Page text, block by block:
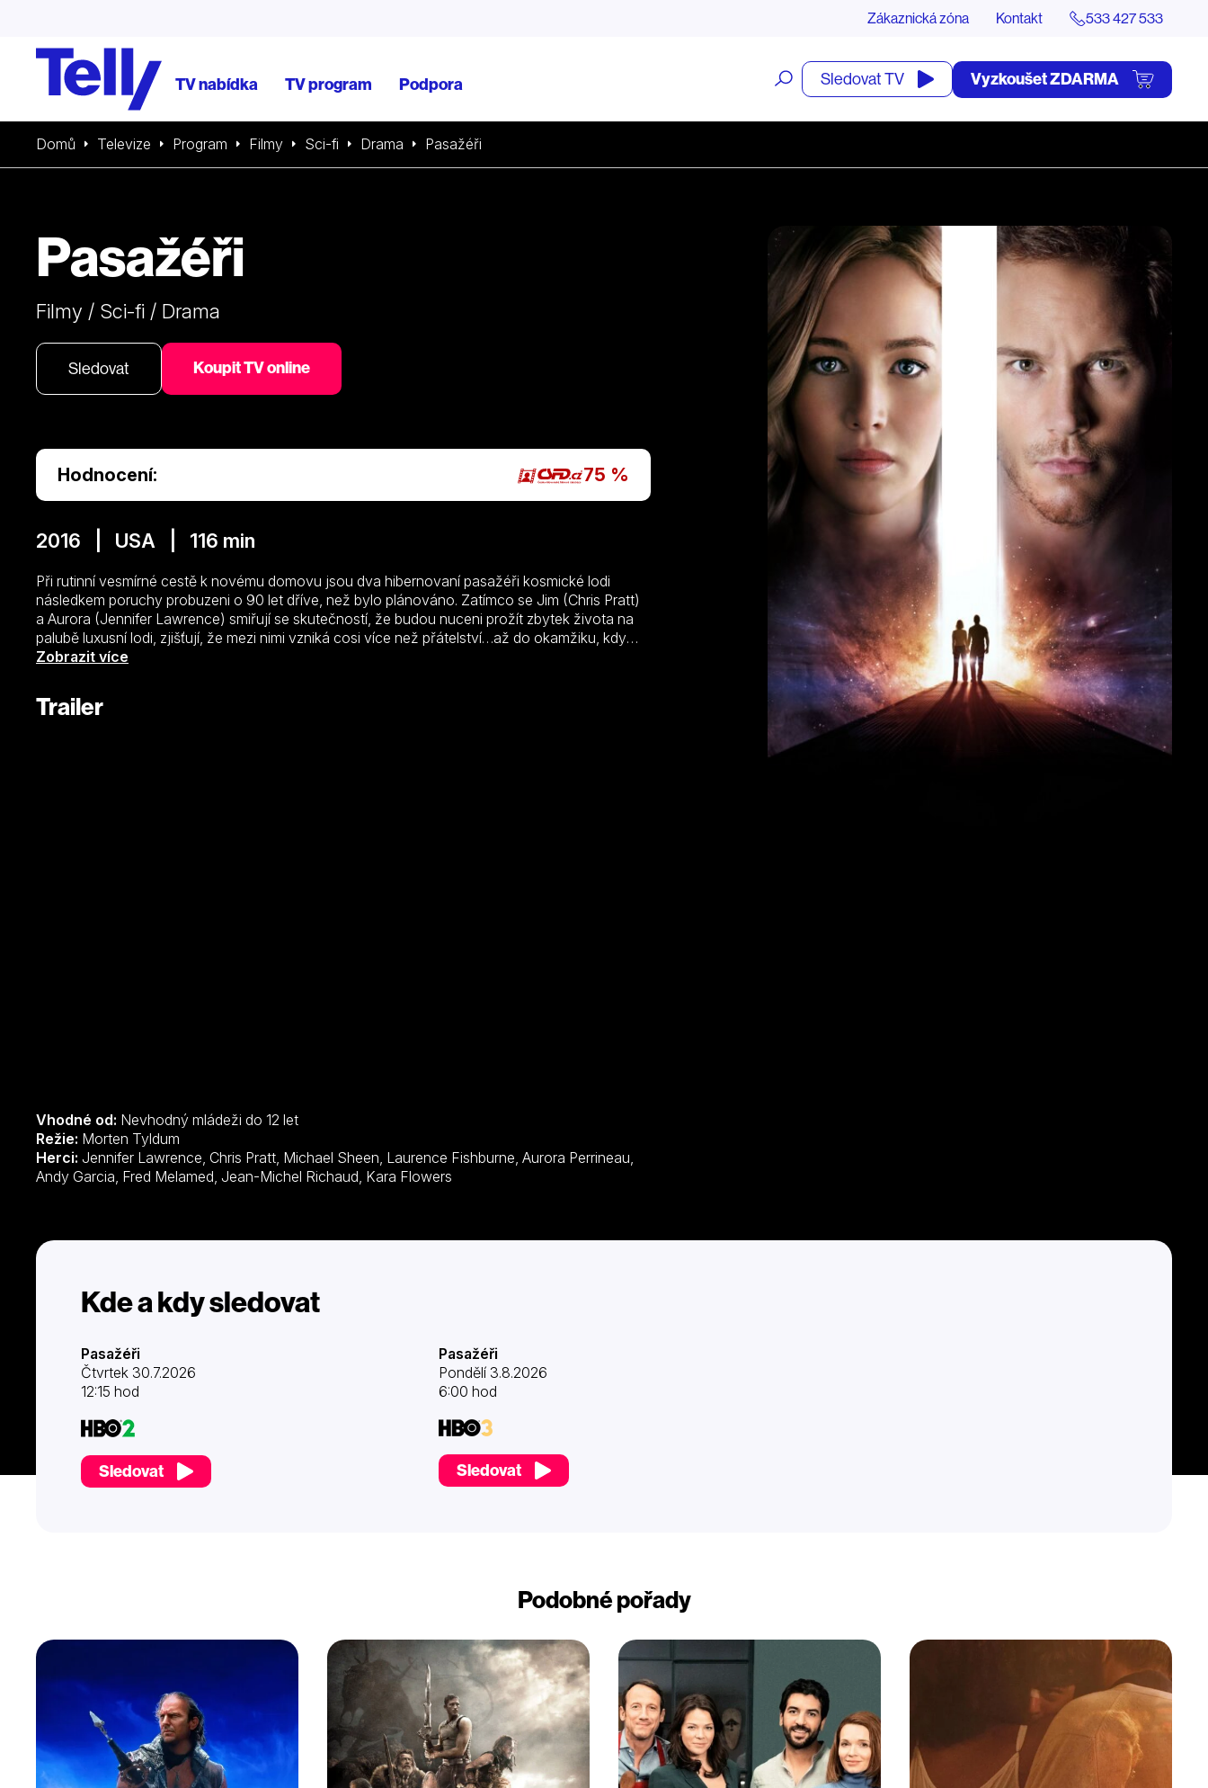
Zákaznická zóna Kontakt 533 427 533
TV nabídka TV program Podpora
Otevřít
vyhledávání
Sledovat TV Vyzkoušet ZDARMA
Domů Televize Program Filmy Sci-fi Drama Pasažéři
Pasažéři
Filmy / Sci-fi / Drama
Sledovat Koupit TV online
Hodnocení: 75 %
2016 | USA | 116 min
Při rutinní vesmírné cestě k novému domovu jsou dva hibernovaní pasažéři kosmické lodi
následkem poruchy probuzeni o 90 let dříve, než bylo plánováno. Zatímco se Jim (Chris Pratt)
a Aurora (Jennifer Lawrence) smiřují se skutečností, že budou nuceni prožít zbytek života na
palubě luxusní lodi, zjišťují, že mezi nimi vzniká cosi více než přátelství…až do okamžiku, kdy
odhalí, že se celá loď ocitá v obrovském nebezpečí. Jim a Aurora jsou teď těmi jedinými, kdo
Zobrazit více
Trailer
Vhodné od: Nevhodný mládeži do 12 let
Režie: Morten Tyldum
Herci:
Andy Garcia, Fred Melamed, Jean-Michel Richaud, Kara Flowers
Kde a kdy sledovat
Pasažéři
Čtvrtek 30.7.2026
12:15 hod
Sledovat
Pasažéři
Pondělí 3.8.2026
6:00 hod
Sledovat
Podobné pořady